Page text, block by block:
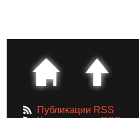
Публикации RSS